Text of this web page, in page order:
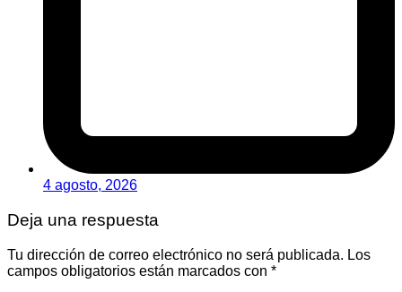
4 agosto, 2026
Deja una respuesta
Tu dirección de correo electrónico no será publicada. Los
campos obligatorios están marcados con *